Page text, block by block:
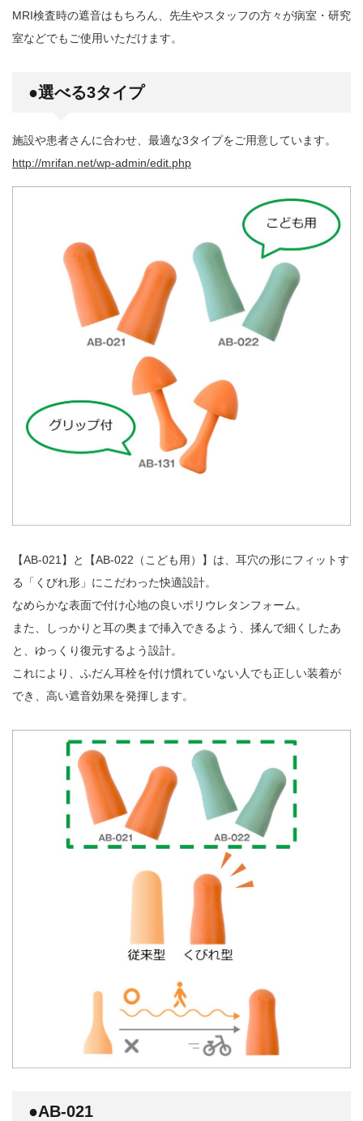
MRI検査時の遮音はもちろん、先生やスタッフの方々が病室・研究
室などでもご使用いただけます。
●選べる3タイプ
施設や患者さんに合わせ、最適な3タイプをご用意しています。
http://mrifan.net/wp-admin/edit.php
【AB-021】と【AB-022（こども用）】は、耳穴の形にフィットす
る「くびれ形」にこだわった快適設計。
なめらかな表面で付け心地の良いポリウレタンフォーム。
また、しっかりと耳の奥まで挿入できるよう、揉んで細くしたあ
と、ゆっくり復元するよう設計。
これにより、ふだん耳栓を付け慣れていない人でも正しい装着が
でき、高い遮音効果を発揮します。
●AB-021